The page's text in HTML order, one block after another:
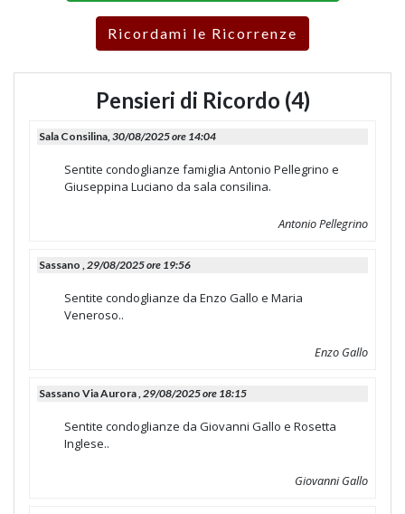
Ricordami le Ricorrenze
Pensieri di Ricordo (4)
Sala Consilina,30/08/2025 ore 14:04
Sentite condoglianze famiglia Antonio Pellegrino e
Giuseppina Luciano da sala consilina.
Antonio Pellegrino
Sassano ,29/08/2025 ore 19:56
Sentite condoglianze da Enzo Gallo e Maria
Veneroso..
Enzo Gallo
Sassano Via Aurora ,29/08/2025 ore 18:15
Sentite condoglianze da Giovanni Gallo e Rosetta
Inglese..
Giovanni Gallo